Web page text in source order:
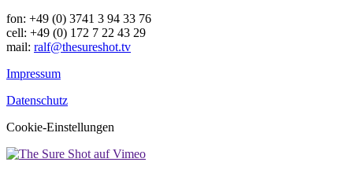
fon: +49 (0) 3741 3 94 33 76
cell: +49 (0) 172 7 22 43 29
mail: ralf@thesureshot.tv
Impressum
Datenschutz
Cookie-Einstellungen